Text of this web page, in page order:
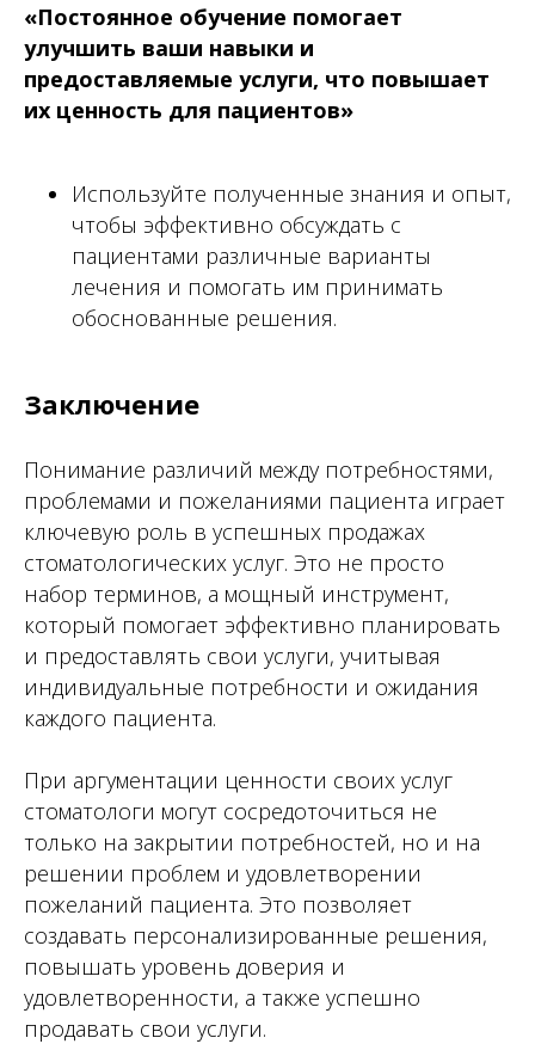
«Постоянное обучение помогает
улучшить ваши навыки и
предоставляемые услуги, что повышает
их ценность для пациентов»
Используйте полученные знания и опыт,
чтобы эффективно обсуждать с
пациентами различные варианты
лечения и помогать им принимать
обоснованные решения.
Заключение
Понимание различий между потребностями,
проблемами и пожеланиями пациента играет
ключевую роль в успешных продажах
стоматологических услуг. Это не просто
набор терминов, а мощный инструмент,
который помогает эффективно планировать
и предоставлять свои услуги, учитывая
индивидуальные потребности и ожидания
каждого пациента.
При аргументации ценности своих услуг
стоматологи могут сосредоточиться не
только на закрытии потребностей, но и на
решении проблем и удовлетворении
пожеланий пациента. Это позволяет
создавать персонализированные решения,
повышать уровень доверия и
удовлетворенности, а также успешно
продавать свои услуги.